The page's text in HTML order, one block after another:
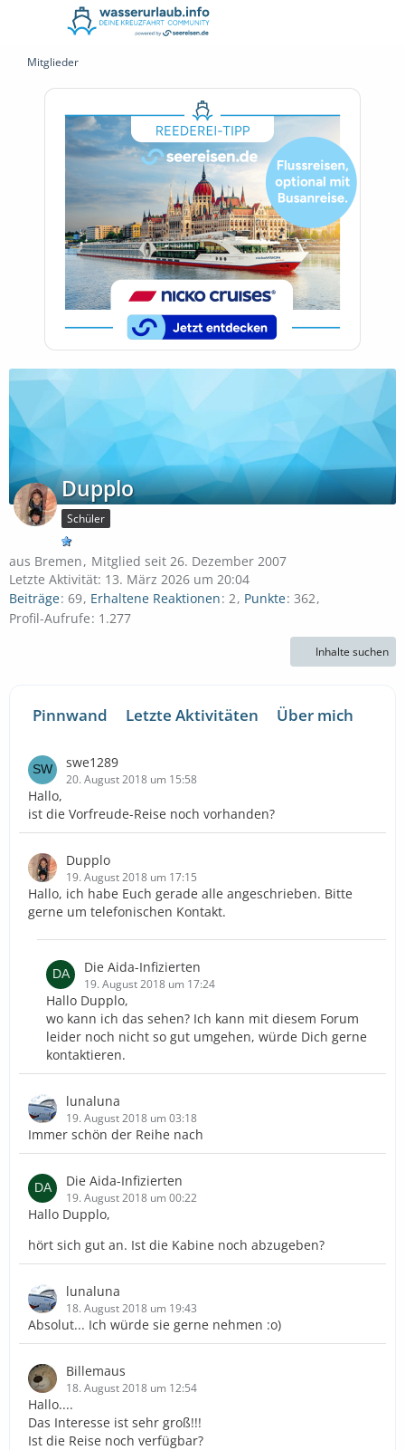
Mitglieder
Dupplo
Schüler
aus Bremen
Mitglied seit 26. Dezember 2007
Letzte Aktivität: 13. März 2026 um 20:04
Beiträge 69 Erhaltene Reaktionen 2 Punkte 362
Profil-Aufrufe 1.277
Inhalte suchen
Pinnwand Letzte Aktivitäten Über mich
swe1289
20. August 2018 um 15:58
Hallo,
ist die Vorfreude-Reise noch vorhanden?
Dupplo
19. August 2018 um 17:15
Hallo, ich habe Euch gerade alle angeschrieben. Bitte
gerne um telefonischen Kontakt.
Die Aida-Infizierten
19. August 2018 um 17:24
Hallo Dupplo,
wo kann ich das sehen? Ich kann mit diesem Forum
leider noch nicht so gut umgehen, würde Dich gerne
kontaktieren.
lunaluna
19. August 2018 um 03:18
Immer schön der Reihe nach
Die Aida-Infizierten
19. August 2018 um 00:22
Hallo Dupplo,
hört sich gut an. Ist die Kabine noch abzugeben?
lunaluna
18. August 2018 um 19:43
Absolut... Ich würde sie gerne nehmen :o)
Billemaus
18. August 2018 um 12:54
Hallo....
Das Interesse ist sehr groß!!!
Ist die Reise noch verfügbar?